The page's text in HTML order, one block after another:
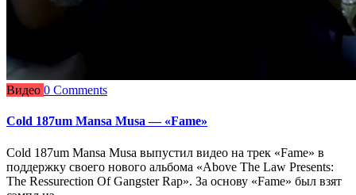
Видео 0 Comments
Cold 187um Mansa Musa — «Fame»
Cold 187um Mansa Musa выпустил видео на трек «Fame» в
поддержку своего нового альбома «Above The Law Presents:
The Ressurection Of Gangster Rap». За основу «Fame» был взят